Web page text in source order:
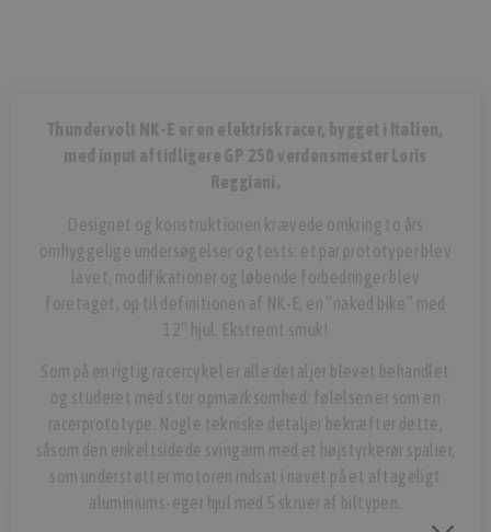
Thundervolt NK-E er en elektrisk racer, bygget i Italien,
med input af tidligere GP 250 verdensmester Loris
Reggiani.
Designet og konstruktionen krævede omkring to års
omhyggelige undersøgelser og tests: et par prototyper blev
lavet, modifikationer og løbende forbedringer blev
foretaget, op til definitionen af ​​NK-E, en “naked bike” med
12” hjul. Ekstremt smuk!
Som på en rigtig racercykel er alle detaljer blevet behandlet
og studeret med stor opmærksomhed: følelsen er som en
racerprototype. Nogle tekniske detaljer bekræfter dette,
såsom den enkeltsidede svingarm med et højstyrkerør spalier,
som understøtter motoren indsat i navet på et aftageligt
aluminiums-eger hjul med 5 skruer af biltypen.